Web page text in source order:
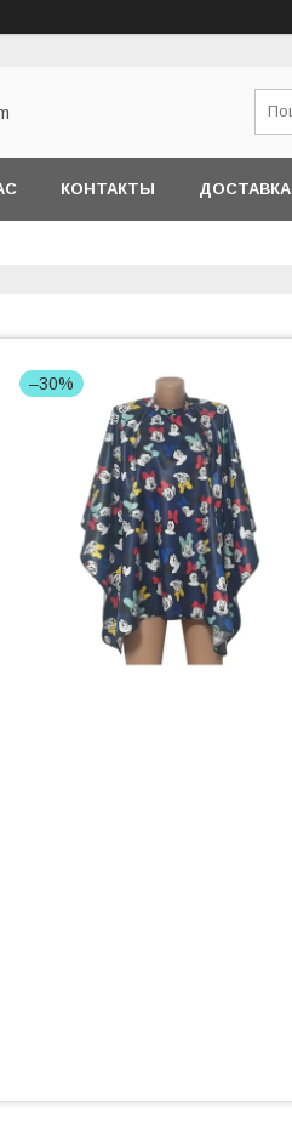
КОНТАКТЫ
–30%